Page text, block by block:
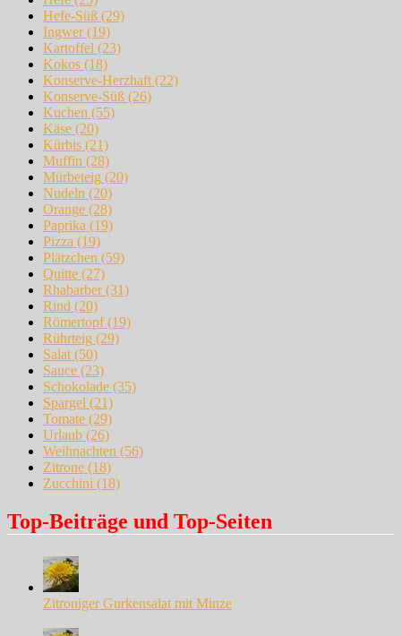
Hefe-Süß (29)
Ingwer(19)
Kartoffel (23)
Kokos (18)
Konserve-Herzhaft (22)
Konserve-Süß (26)
Kuchen (55)
Käse (20)
Kürbis (21)
Muffin (28)
Mürbeteig (20)
Nudeln (20)
Orange (28)
Paprika (19)
Pizza (19)
Plätzchen (59)
Quitte (27)
Rhabarber(31)
Rind (20)
Römertopf(19)
Rührteig (29)
Salat (50)
Sauce (23)
Schokolade (35)
Spargel (21)
Tomate (29)
Urlaub (26)
Weihnachten (56)
Zitrone (18)
Zucchini (18)
Top-Beiträge und Top-Seiten
Zitroniger Gurkensalat mit Minze